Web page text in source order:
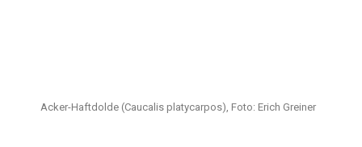
Acker-Haftdolde (Caucalis platycarpos), Foto: Erich Greiner